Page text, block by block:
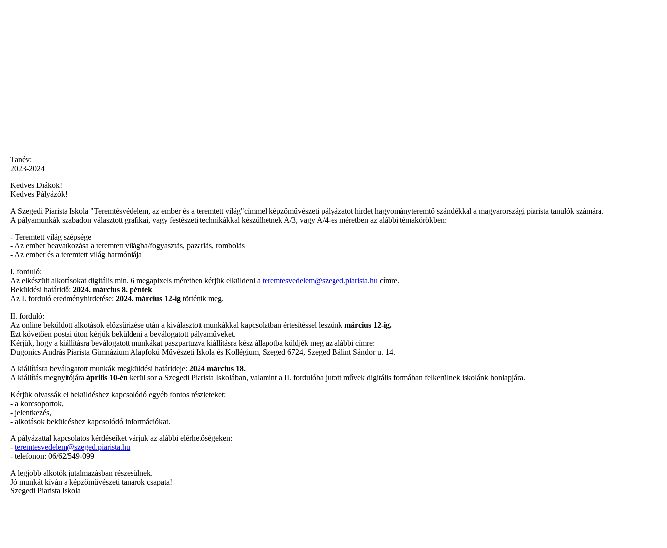
Tanév:
2023-2024
Kedves Diákok!
Kedves Pályázók!
A Szegedi Piarista Iskola "Teremtésvédelem, az ember és a teremtett világ"címmel képzőművészeti pályázatot hirdet hagyományteremtő szándékkal a magyarországi piarista tanulók számára.
A pályamunkák szabadon választott grafikai, vagy festészeti technikákkal készülhetnek A/3, vagy A/4-es méretben az alábbi témakörökben:
- Teremtett világ szépsége
- Az ember beavatkozása a teremtett világba/fogyasztás, pazarlás, rombolás
- Az ember és a teremtett világ harmóniája
I. forduló:
Az elkészült alkotásokat digitális min. 6 megapixels méretben kérjük elküldeni ateremtesvedelem@szeged.piarista.hu címre.
Beküldési határidő:2024. március 8. péntek
Az I. forduló eredményhirdetése:2024. március 12-ig történik meg.
II. forduló:
Az online beküldött alkotások előzsűrizése után a kiválasztott munkákkal kapcsolatban értesítéssel leszünkmárcius 12-ig.
Ezt követően postai úton kérjük beküldeni a beválogatott pályaműveket.
Kérjük, hogy a kiállításra beválogatott munkákat paszpartuzva kiállításra kész állapotba küldjék meg az alábbi címre:
Dugonics András Piarista Gimnázium Alapfokú Művészeti Iskola és Kollégium, Szeged 6724, Szeged Bálint Sándor u. 14.
A kiállításra beválogatott munkák megküldési határideje:2024 március 18.
A kiállítás megnyitójáraáprilis 10-én kerül sor a Szegedi Piarista Iskolában, valamint a II. fordulóba jutott művek digitális formában felkerülnek iskolánk honlapjára.
Kérjük olvassák el beküldéshez kapcsolódó egyéb fontos részleteket:
- a korcsoportok,
- jelentkezés,
- alkotások beküldéshez kapcsolódó információkat.
A pályázattal kapcsolatos kérdéseiket várjuk az alábbi elérhetőségeken:
-teremtesvedelem@szeged.piarista.hu
- telefonon: 06/62/549-099
A legjobb alkotók jutalmazásban részesülnek.
Jó munkát kíván a képzőművészeti tanárok csapata!
Szegedi Piarista Iskola